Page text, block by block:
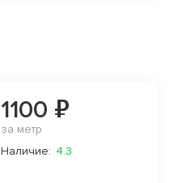
1100 ₽
за метр
Наличие: 4.3